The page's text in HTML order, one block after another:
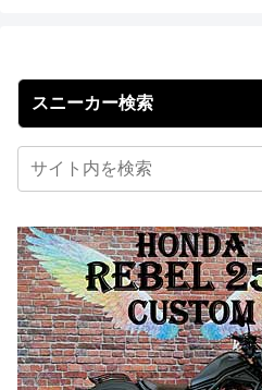
スニーカー検索